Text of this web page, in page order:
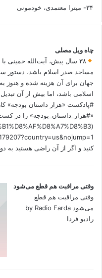
۳۴- میترا معتمدی، خودمونی
چاه ویل مصلی
۳۸ سال پیش، آیت‌الله خمینی
مساجد صدر اسلام باشد، دستور
جهان برای آن هزینه شده و هنوز
اسلامی باشد، اما بیش از آن
#پادکست «هزار داستان بودجه»
«#هزار_داستان_بودجه» را در
کنید و اگر از آن راضی هستید به
وقتی مراقبت هم قطع می‌شود
وقتی مراقبت هم قطع
می‌شود by Radio Farda
رادیو فردا